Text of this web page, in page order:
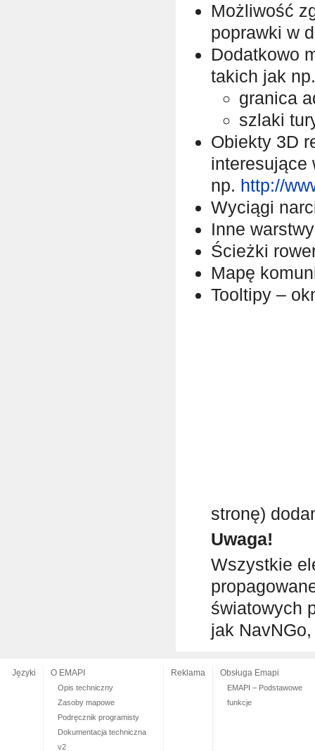
Możliwość
poprawki w
Dodatkowo
takich jak
granica
szlaki
Obiekty 3D
interesujące
np. http://
Wyciągi
Inne
Ścieżki
Mapę
Tooltipy –
stronę)
Uwaga!
Wszystkie
światowych
jak
Języki O EMAPI
Opis techniczny
Zasoby mapowe
Podręcznik programisty
Dokumentacja techniczna
v2
Reklama Obsługa Emapi
EMAPI – Podstawowe
funkcje